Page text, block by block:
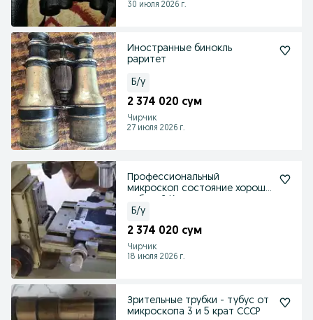
30 июля 2026 г.
Иностранные бинокль
раритет
Б/у
2 374 020 сум
Чирчик
27 июля 2026 г.
Профессиональный
микроскоп состояние хорошо
Б/у
2 374 020 сум
Чирчик
18 июля 2026 г.
Зрительные трубки - тубус от
микроскопа 3 и 5 крат СССР